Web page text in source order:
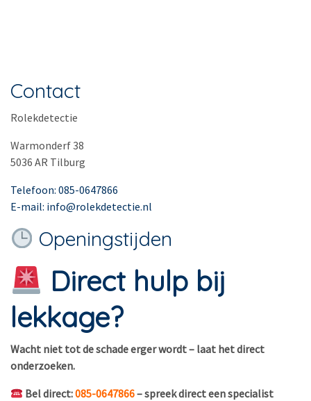
Contact
Rolekdetectie
Warmonderf 38
5036 AR Tilburg
Telefoon: 085-0647866
E-mail: info@rolekdetectie.nl
Openingstijden
Direct hulp bij
lekkage?
Wacht niet tot de schade erger wordt – laat het direct
onderzoeken.
Bel direct:085-0647866– spreek direct een specialist